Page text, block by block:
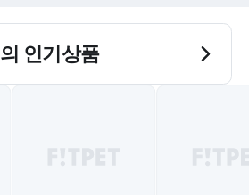
의 인기상품